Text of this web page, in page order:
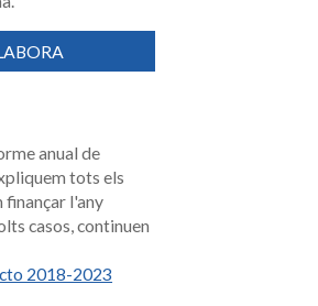
anual de
tots els
finançar l'any
casos, continuen
2018-2023